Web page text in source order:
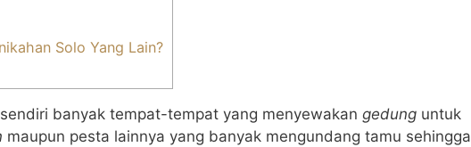
Solo Yang Lain?
banyak tempat-tempat yang menyewakan gedung untuk
maupun pesta lainnya yang banyak mengundang tamu sehingga